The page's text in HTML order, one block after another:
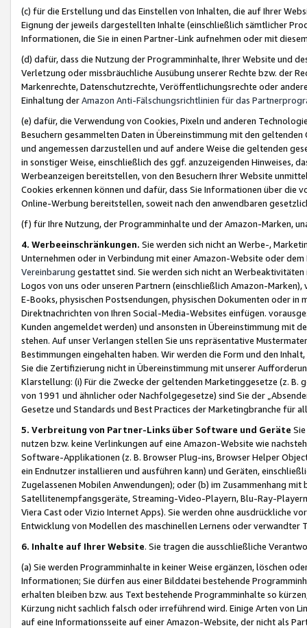
(c) für die Erstellung und das Einstellen von Inhalten, die auf Ihrer
Eignung der jeweils dargestellten Inhalte (einschließlich sämtlicher
Informationen, die Sie in einen Partner-Link aufnehmen oder mit
(d) dafür, dass die Nutzung der Programminhalte, Ihrer Website und
Verletzung oder missbräuchliche Ausübung unserer Rechte bzw. der
Markenrechte, Datenschutzrechte, Veröffentlichungsrechte oder
Einhaltung derAmazon Anti-Fälschungsrichtlinien für das
(e) dafür, die Verwendung von Cookies, Pixeln und anderen
Besuchern gesammelten Daten in Übereinstimmung mit den
und angemessen darzustellen und auf andere Weise die geltenden
in sonstiger Weise, einschließlich des ggf. anzuzeigenden Hinweises,
Werbeanzeigen bereitstellen, von den Besuchern Ihrer Website
Cookies erkennen können und dafür, dass Sie Informationen über die
Online-Werbung bereitstellen, soweit nach den anwendbaren
(f) für Ihre Nutzung, der Programminhalte und der Amazon-Marken,
4. Werbeeinschränkungen. Sie werden sich nicht an Werbe-,
Unternehmen oder in Verbindung mit einer Amazon-Website oder
Vereinbarung gestattet sind. Sie werden sich nicht an
Logos von uns oder unseren Partnern (einschließlich Amazon-
E-Books, physischen Postsendungen, physischen Dokumenten oder in
Direktnachrichten von Ihren Social-Media-Websites einfügen.
Kunden angemeldet werden) und ansonsten in Übereinstimmung mit
stehen. Auf unser Verlangen stellen Sie uns repräsentative
Bestimmungen eingehalten haben. Wir werden die Form und den
Sie die Zertifizierung nicht in Übereinstimmung mit unserer
Klarstellung: (i) Für die Zwecke der geltenden Marketinggesetze (z. B.
von 1991 und ähnlicher oder Nachfolgegesetze) sind Sie der
Gesetze und Standards und Best Practices der Marketingbranche für
5. Verbreitung von Partner-Links über Software und Geräte
nutzen bzw. keine Verlinkungen auf eine Amazon-Website wie
Software-Applikationen (z. B. Browser Plug-ins, Browser Helper
ein Endnutzer installieren und ausführen kann) und Geräten,
Zugelassenen Mobilen Anwendungen); oder (b) im Zusammenhang
Satellitenempfangsgeräte, Streaming-Video-Playern, Blu-Ray-
Viera Cast oder Vizio Internet Apps). Sie werden ohne ausdrückliche
Entwicklung von Modellen des maschinellen Lernens oder
6. Inhalte auf Ihrer Website. Sie tragen die ausschließliche
(a) Sie werden Programminhalte in keiner Weise ergänzen, löschen
Informationen; Sie dürfen aus einer Bilddatei bestehende
erhalten bleiben bzw. aus Text bestehende Programminhalte so
Kürzung nicht sachlich falsch oder irreführend wird. Einige Arten von
auf eine Informationsseite auf einer Amazon-Website, der nicht als